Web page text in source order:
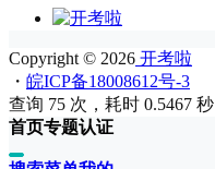
Copyright © 2026 开考啦
・ 皖ICP备18008612号-3
查询 75 次，耗时 0.5467 秒
首页专题认证